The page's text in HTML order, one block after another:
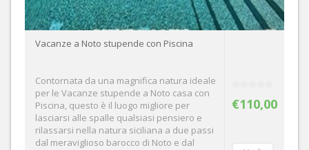
€110,00
Vacanze a Noto stupende con Piscina
Contornata da una magnifica natura ideale
per le Vacanze stupende a Noto casa con
Piscina, questo è il luogo migliore per
lasciarsi alle spalle qualsiasi pensiero e
rilassarsi nella natura siciliana a due passi
dal meraviglioso barocco di Noto e dal